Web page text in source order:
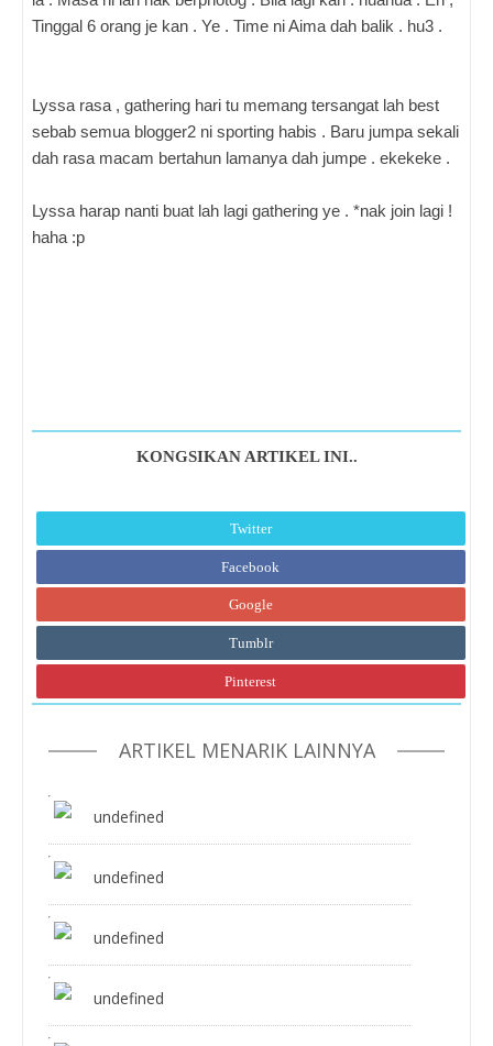
Tinggal 6 orang je kan . Ye . Time ni Aima dah balik . hu3 .
Lyssa rasa , gathering hari tu memang tersangat lah best
sebab semua blogger2 ni sporting habis . Baru jumpa sekali
dah rasa macam bertahun lamanya dah jumpe . ekekeke .
Lyssa harap nanti buat lah lagi gathering ye . *nak join lagi !
haha :p
KONGSIKAN ARTIKEL INI..
Twitter
Facebook
Google
Tumblr
Pinterest
ARTIKEL MENARIK LAINNYA
undefined
undefined
undefined
undefined